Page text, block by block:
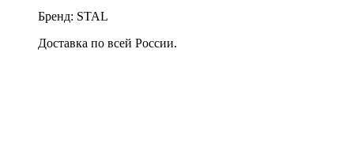
Бренд: STAL
Доставка по всей России.